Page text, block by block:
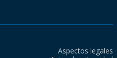
Aspectos legales